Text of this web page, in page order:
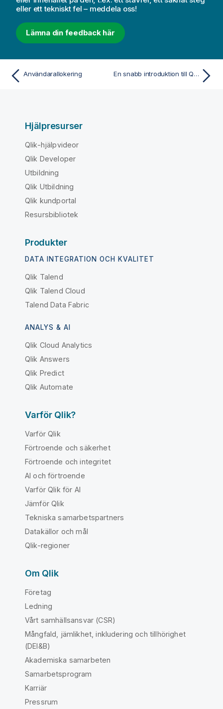
eller ett tekniskt fel – meddela oss!
Lämna din feedback här
Användarallokering En snabb introduktion till Qlik Sense
Hjälpresurser
Qlik-hjälpvideor
Qlik Developer
Utbildning
Qlik Utbildning
Qlik kundportal
Resursbibliotek
Produkter
DATA INTEGRATION OCH KVALITET
Qlik Talend
Qlik Talend Cloud
Talend Data Fabric
ANALYS & AI
Qlik Cloud Analytics
Qlik Answers
Qlik Predict
Qlik Automate
Varför Qlik?
Varför Qlik
Förtroende och säkerhet
Förtroende och integritet
AI och förtroende
Varför Qlik för AI
Jämför Qlik
Tekniska samarbetspartners
Datakällor och mål
Qlik-regioner
Om Qlik
Företag
Ledning
Vårt samhällsansvar (CSR)
Mångfald, jämlikhet, inkludering och tillhörighet
(DEI&B)
Akademiska samarbeten
Samarbetsprogram
Karriär
Pressrum